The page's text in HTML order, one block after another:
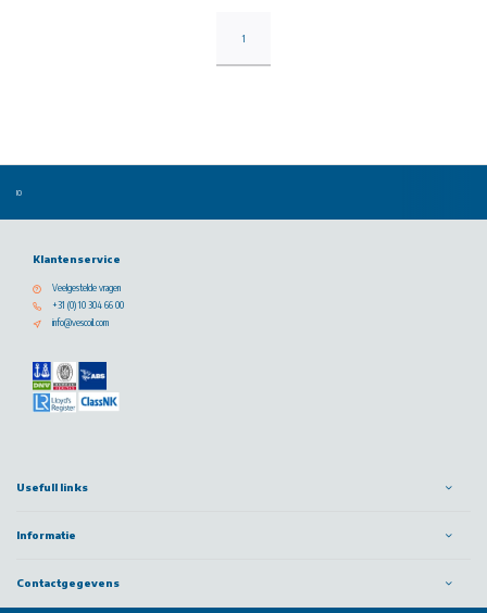
1
Klantenservice
Veelgestelde vragen
+31 (0) 10 304 66 00
info@vescoil.com
Usefull links
Informatie
Contactgegevens